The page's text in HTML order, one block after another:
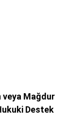
veya Mağdur
Destek